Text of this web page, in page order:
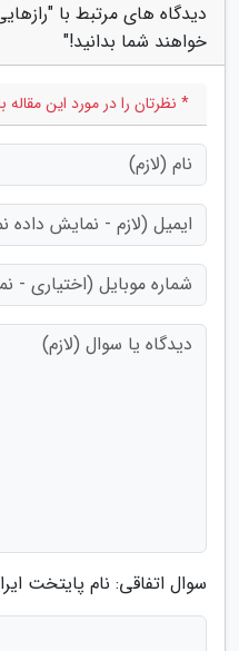
دیدگاه های مرتبط با
خواهند شما بدانید!"
* نظرتان را در مورد این مقاله
سوال اتفاقی: نام پایتخت